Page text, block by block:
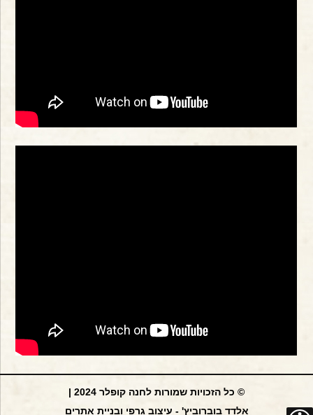
© כל הזכויות שמורות לחנה קופלר 2024 |
אלדד בוברוביץ' - עיצוב גרפי ובניית אתרים